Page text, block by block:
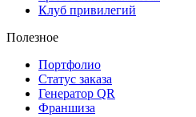
Клуб привилегий
Полезное
Портфолио
Статус заказа
Генератор QR
Франшиза